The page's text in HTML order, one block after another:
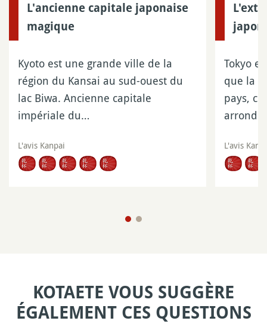
L'ancienne capitale japonaise
magique
Kyoto est une grande ville de la
région du Kansai au sud-ouest du
lac Biwa. Ancienne capitale
impériale du…
L'avis Kanpai
Tokyo
que la
pays,
L'avis
KOTAETE VOUS SUGGÈRE
ÉGALEMENT CES QUESTIONS